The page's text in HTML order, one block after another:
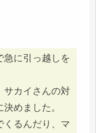
急に引っ越しを
サカイさんの対
めました。
くるんだり、マ